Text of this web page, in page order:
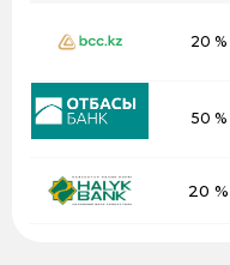
20 %
50 %
20 %